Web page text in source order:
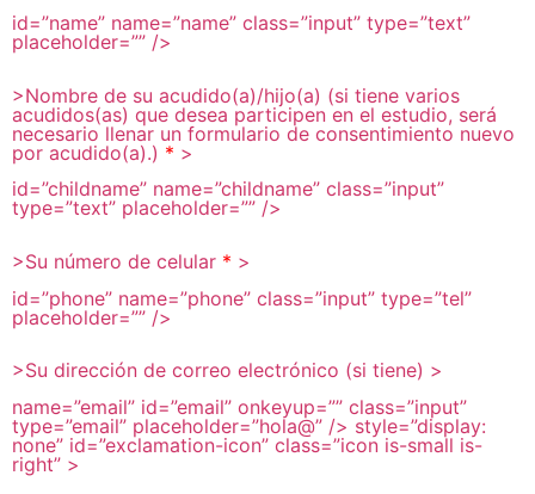
id=”name” name=”name” class=”input” type=”text”
placeholder=”” />
>Nombre de su acudido(a)/hijo(a) (si tiene varios
acudidos(as) que desea participen en el estudio, será
necesario llenar un formulario de consentimiento nuevo
por acudido(a).) * >
id=”childname” name=”childname” class=”input”
type=”text” placeholder=”” />
>Su número de celular * >
id=”phone” name=”phone” class=”input” type=”tel”
placeholder=”” />
>Su dirección de correo electrónico (si tiene) >
name=”email” id=”email” onkeyup=”” class=”input”
type=”email” placeholder=”hola@” /> style=”display:
none” id=”exclamation-icon” class=”icon is-small is-
right” >